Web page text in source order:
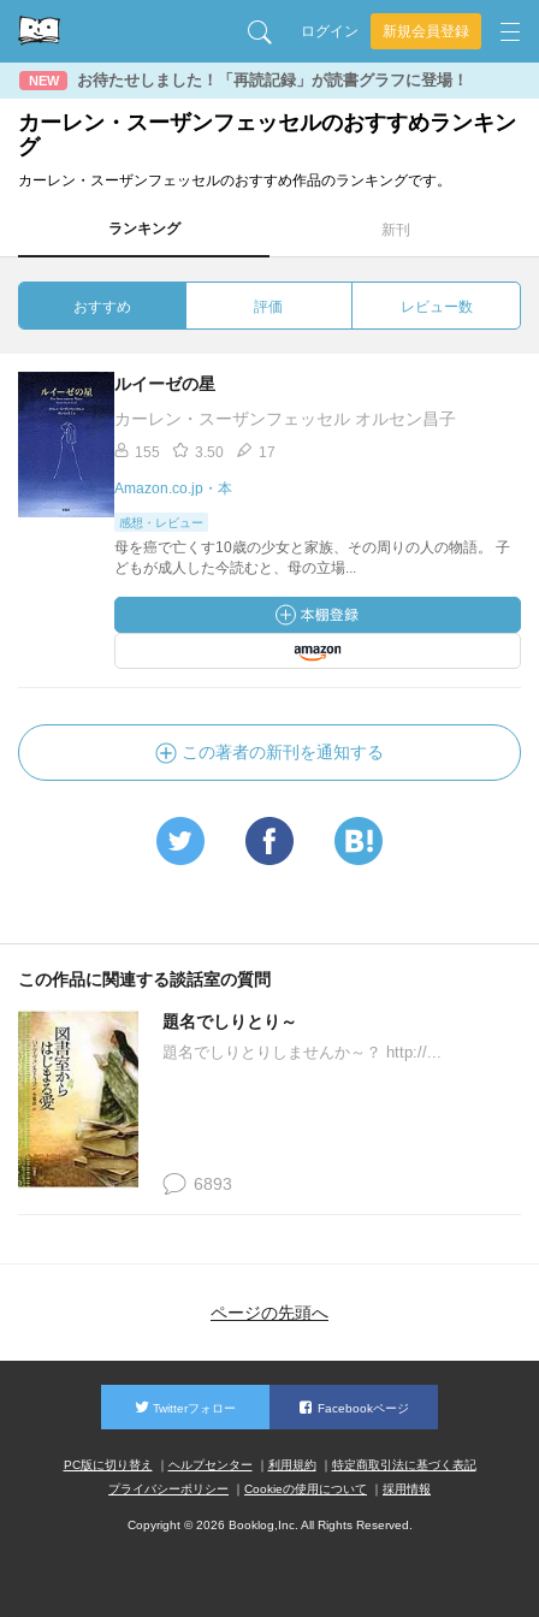
ログイン 新規会員登録
NEW お待たせしました！「再読記録」が読書グラフに登場！
カーレン・スーザンフェッセルのおすすめランキン
グ
カーレン・スーザンフェッセルのおすすめ作品のランキングです。
ランキング 新刊
おすすめ 評価 レビュー数
ルイーゼの星
カーレン・スーザンフェッセル オルセン昌子
155 3.50 17
Amazon.co.jp・本
感想・レビュー
母を癌で亡くす10歳の少女と家族、その周りの人の物語。 子
どもが成人した今読むと、母の立場...
この著者の新刊を通知する
この作品に関連する談話室の質問
題名でしりとり～
題名でしりとりしませんか～？ http://...
6893
ページの先頭へ
Twitterフォロー Facebookページ
PC版に切り替え ヘルプセンター 利用規約
特定商取引法に基づく表記
プライバシーポリシー
Cookieの使用について 採用情報
Copyright © 2026 Booklog,Inc. All Rights Reserved.